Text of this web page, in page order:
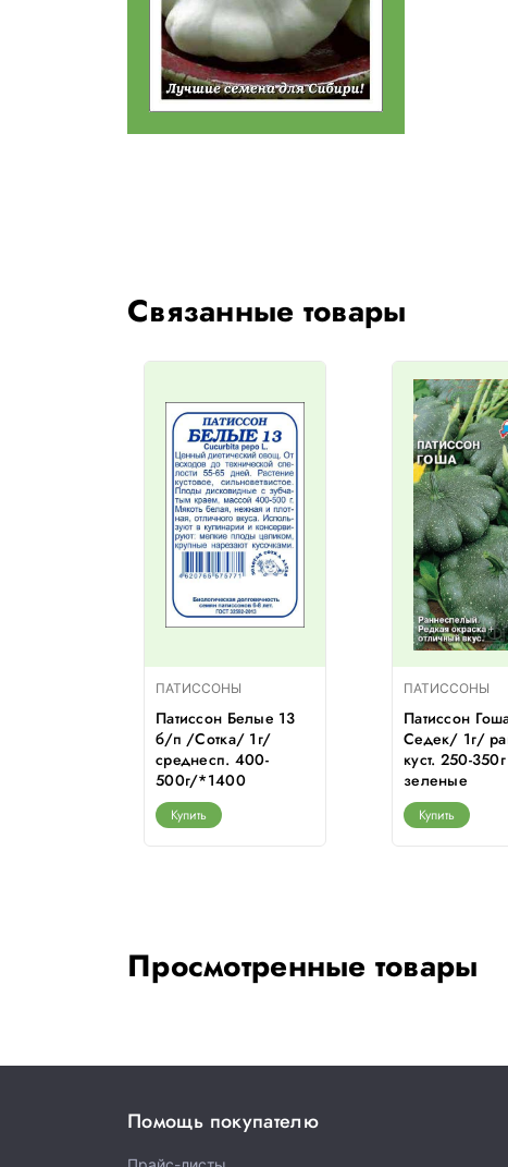
Связанные товары
ПАТИССОНЫ
Патиссон Белые 13
б/п /Сотка/ 1г/
среднесп. 400-
500г/*1400
Купить
ПАТИССОНЫ
Патиссон
Седек/ 1г/
куст. 250-
зеленые
Купить
Просмотренные товары
Помощь покупателю